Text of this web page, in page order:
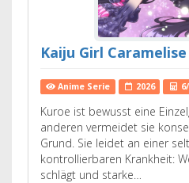
Kaiju Girl Caramelise
Anime Serie 2026
Kuroe ist bewusst eine
anderen vermeidet sie
Grund. Sie leidet an einer
kontrollierbaren Krankheit:
schlägt und starke…